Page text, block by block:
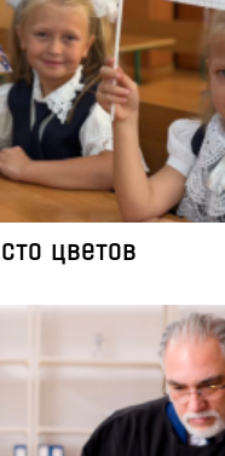
цветов